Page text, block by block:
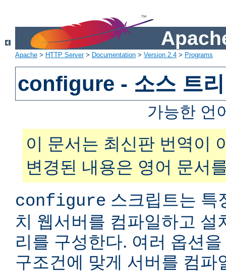
Apache > HTTP Server> Documentation > Version 2.4 > Programs
configure - 소스 트
가능한 언
이 문서는 최신판 번역이
변경된 내용은 영어 문서
configure 스크립트는 특
치 웹서버를 컴파일하고 설
리를 구성한다. 여러 옵션
구조건에 맞게 서버를 컴파